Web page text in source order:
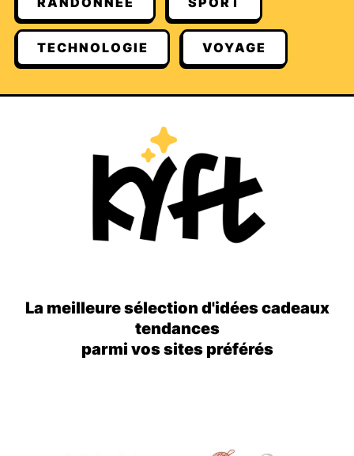
TECHNOLOGIE VOYAGE
La meilleure sélection d'idées cadeaux
tendances
parmi vos sites préférés